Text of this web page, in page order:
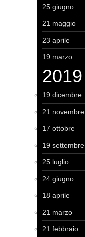
25 giugno
21 maggio
23 aprile
19 marzo
2019
19 dicembre
21 novembre
17 ottobre
19 settembre
25 luglio
24 giugno
18 aprile
21 marzo
21 febbraio